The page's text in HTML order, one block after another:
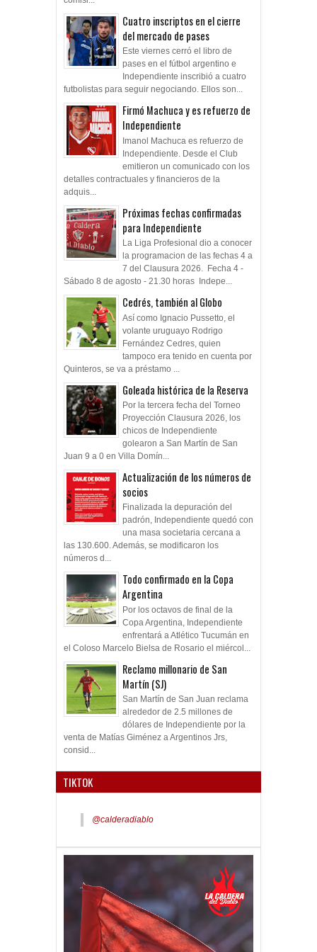
Cuatro inscriptos en el cierre
del mercado de pases
Este viernes cerró el libro de
pases en el fútbol argentino e
Independiente inscribió a cuatro
futbolistas para seguir negociando. Ellos son...
Firmó Machuca y es refuerzo de
Independiente
Imanol Machuca es refuerzo de
Independiente. Desde el Club
emitieron un comunicado con los
detalles contractuales y financieros de la
adquis...
Próximas fechas confirmadas
para Independiente
La Liga Profesional dio a conocer
la programacion de las fechas 4 a
7 del Clausura 2026. Fecha 4 -
Sábado 8 de agosto - 21.30 horas Indepe...
Cedrés, también al Globo
Así como Ignacio Pussetto, el
volante uruguayo Rodrigo
Fernández Cedres, quien
tampoco era tenido en cuenta por
Quinteros, se va a préstamo ...
Goleada histórica de la Reserva
Por la tercera fecha del Torneo
Proyección Clausura 2026, los
chicos de Independiente
golearon a San Martín de San
Juan 9 a 0 en Villa Domín...
Actualización de los números de
socios
Finalizada la depuración del
padrón, Independiente quedó con
una masa societaria cercana a
las 130.600. Además, se modificaron los
números d...
Todo confirmado en la Copa
Argentina
Por los octavos de final de la
Copa Argentina, Independiente
enfrentará a Atlético Tucumán en
el Coloso Marcelo Bielsa de Rosario el miércol...
Reclamo millonario de San
Martín (SJ)
San Martín de San Juan reclama
alrededor de 2.5 millones de
dólares de Independiente por la
venta de Matías Giménez a Argentinos Jrs,
consid...
TIKTOK
@calderadiablo